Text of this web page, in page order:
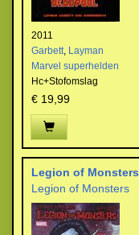
2011
Garbett, Layman
Marvel superhelden
Hc+Stofomslag
€ 19,99
Legion of Monsters
Legion of Monsters